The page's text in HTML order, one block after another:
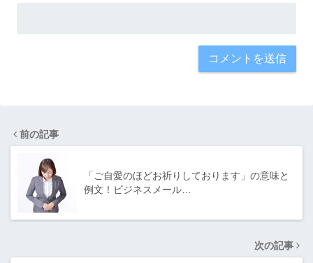
前の記事
「ご自愛のほどお祈りしております」の意味と
例文！ビジネスメール…
次の記事